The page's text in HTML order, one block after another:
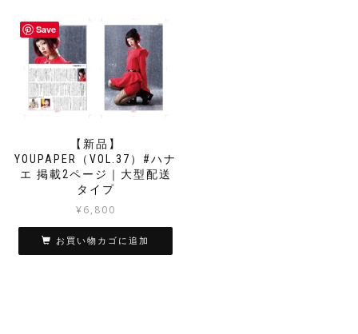
Save
【新品】
YOUPAPER（VOL.37）#ハナ
エ 掲載2ページ｜大型配送
タイプ
¥6,800
お買い物カゴに追加